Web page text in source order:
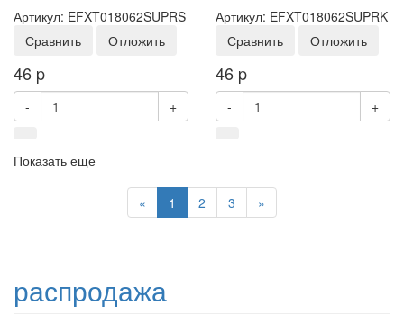
Артикул: EFXT018062SUPRS
Сравнить
Отложить
46 p
- +
Артикул: EFXT018062SUPRK
Сравнить
Отложить
46 p
- +
Показать еще
« Previous
1 2 3 »
распродажа